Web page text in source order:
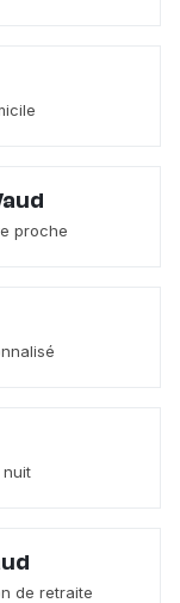
proche
nuit
de retraite